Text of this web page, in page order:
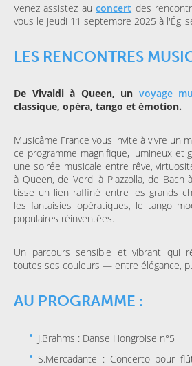
Venez assistez auconcert des
vous le jeudi 11 septembre 2025 à
LES RENCONTRES
De Vivaldi à Queen, un voyage
classique, opéra, tango et émotion.
Musicâme France vous invite à vivre un
ce programme magnifique, lumineux
une soirée musicale entre rêve,
à Queen, de Verdi à Piazzolla, de Bach
tisse un lien raffiné entre les grands
les fantaisies opératiques, le tango
populaires réinventées.
Un parcours sensible et vibrant qui
toutes ses couleurs — entre élégance,
AU PROGRAMME :
J.Brahms : Danse Hongroise n°5
S.Mercadante : Concerto pour